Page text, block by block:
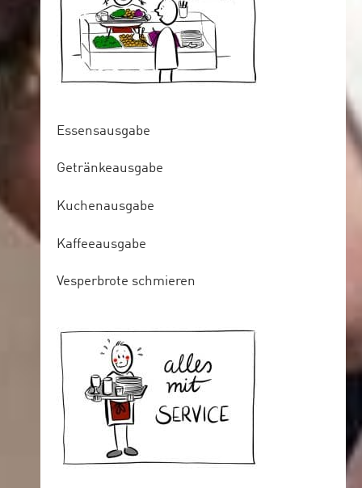
Essensausgabe
Getränkeausgabe
Kuchenausgabe
Kaffeeausgabe
Vesperbrote schmieren